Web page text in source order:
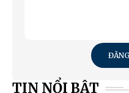
TIN NỔI BẬT